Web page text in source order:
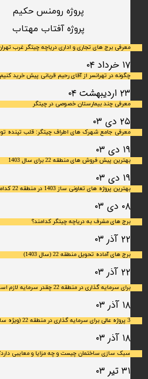
معرفی برج های تجاری و اداری دریاچه چیتگر غرب
۱۷ خرداد ۰۴
چگونه در تهرانسر از آقای رحیم قربانی پیش خرید
۲۳ اردیبهشت ۰۴
معرفی چند بیمارستان خصوصی در چیتگر
۲۵ دی ۰۳
معرفی جامع شهرک‌ های اطراف چیتگر: قلب تپنده
۱۹ دی ۰۳
بهترین پیش فروش های منطقه 22 برای سال 1403
۱۹ دی ۰۳
بهترین پروژه های تعاونی ساز 1403 در منطقه 22 کدامند؟
۰۸ دی ۰۳
برج های مشرف به دریاچه چیتگر کدامند؟
۲۲ آذر ۰۳
برج های آماده تحویل منطقه 22 (سال 1403)
۲۲ آذر ۰۳
برای سرمایه‌ گذاری در منطقه 22 چقدر سرمایه لازم است؟
۱۸ آذر ۰۳
3 پروژه عالی برای سرمایه گذاری در منطقه 22 (ویژه سال 1403)
۱۸ آذر ۰۳
سبک سازی ساختمان چیست و چه مزایا و معایبی
۳۱ تیر ۰۳
​پروژه آفتاب مهتاب
پروژه رومنس حکیم